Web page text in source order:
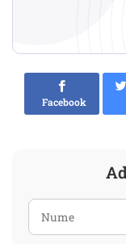
Facebook